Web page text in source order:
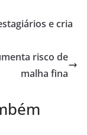
e cria
risco de
malha fina